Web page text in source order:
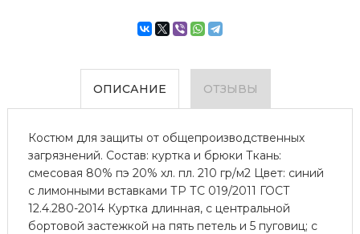
ОПИСАНИЕ ОТЗЫВЫ
Костюм для защиты от общепроизводственных
загрязнений. Состав: куртка и брюки Ткань:
смесовая 80% пэ 20% хл. пл. 210 гр/м2 Цвет: синий
с лимонными вставками ТР ТС 019/2011 ГОСТ
12.4.280-2014 Куртка длинная, с центральной
бортовой застежкой на пять петель и 5 пуговиц; с